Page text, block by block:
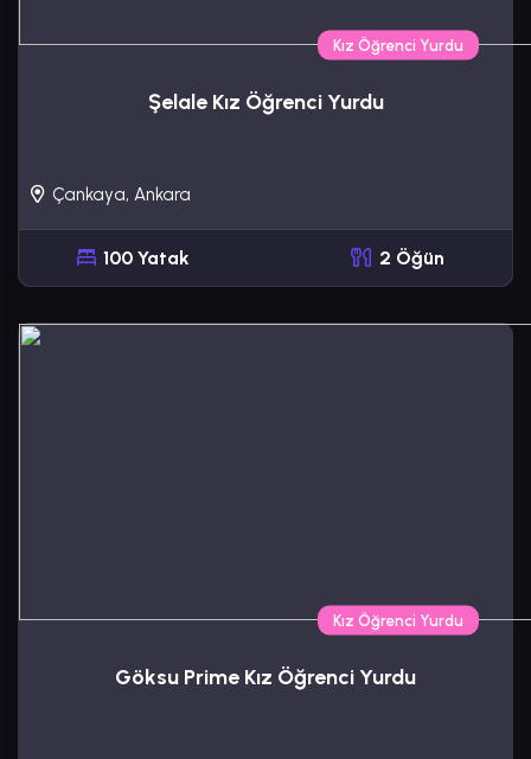
Kız Öğrenci Yurdu
Şelale Kız Öğrenci Yurdu
Çankaya, Ankara
100 Yatak 2 Öğün
Kız Öğrenci Yurdu
Göksu Prime Kız Öğrenci Yurdu